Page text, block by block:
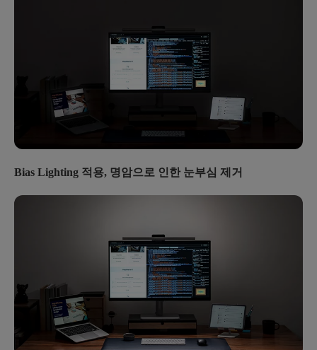
Bias Lighting 적용, 명암으로 인한 눈부심 제거